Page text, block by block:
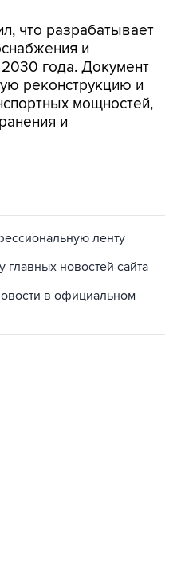
что разрабатывает
и
года. Документ
реконструкцию и
мощностей,
и
ленту
главных новостей сайта
в официальном